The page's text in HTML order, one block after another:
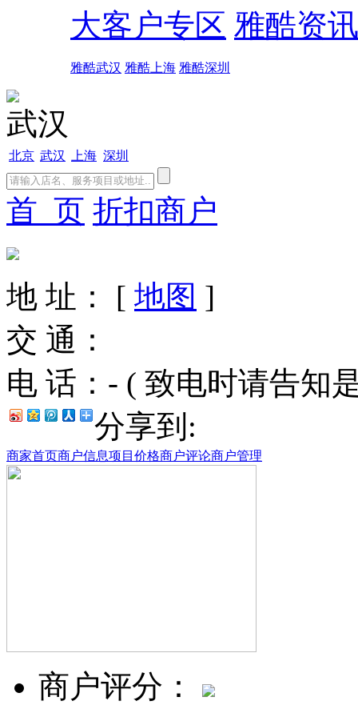
大客户专区 雅酷资讯
雅酷武汉 雅酷上海 雅酷深圳
武汉
北京 武汉 上海 深圳
首 页 折扣商户
地 址： [ 地图 ]
交 通：
电 话：- ( 致电时请告知
分享到:
商家首页商户信息项目价格商户评论商户管理
商户评分：